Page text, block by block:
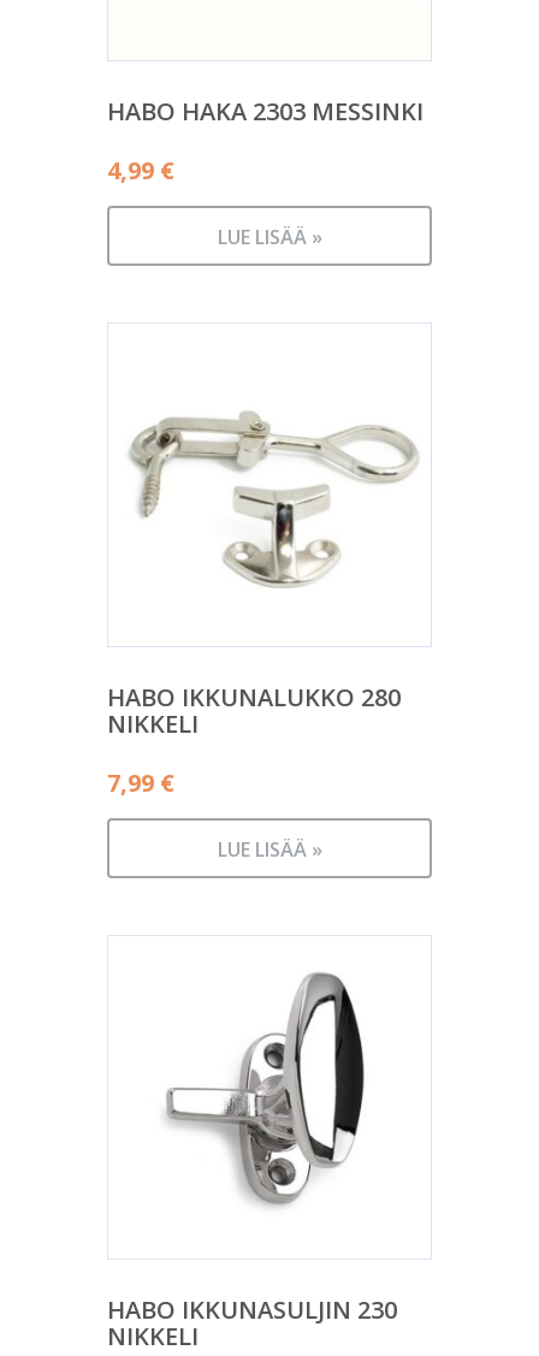
HABO HAKA 2303 MESSINKI
4,99 €
LUE LISÄÄ »
HABO IKKUNALUKKO 280
NIKKELI
7,99 €
LUE LISÄÄ »
HABO IKKUNASULJIN 230
NIKKELI